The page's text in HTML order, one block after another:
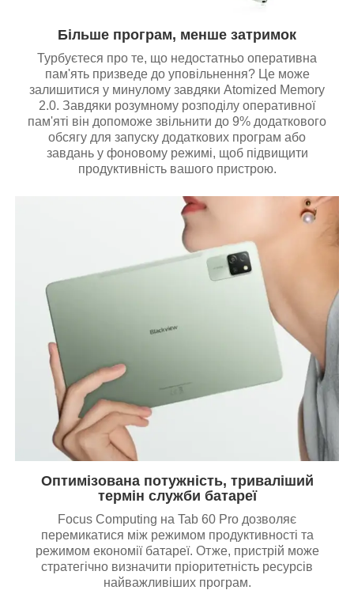
Більше програм, менше затримок
Турбуєтеся про те, що недостатньо оперативна
пам'ять призведе до уповільнення? Це може
залишитися у минулому завдяки Atomized Memory
2.0. Завдяки розумному розподілу оперативної
пам'яті він допоможе звільнити до 9% додаткового
обсягу для запуску додаткових програм або
завдань у фоновому режимі, щоб підвищити
продуктивність вашого пристрою.
Оптимізована потужність, триваліший
термін служби батареї
Focus Computing на Tab 60 Pro дозволяє
перемикатися між режимом продуктивності та
режимом економії батареї. Отже, пристрій може
стратегічно визначити пріоритетність ресурсів
найважливіших програм.